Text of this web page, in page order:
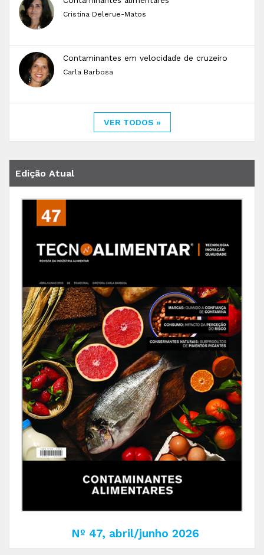
Cristina Delerue-Matos
Contaminantes em velocidade de cruzeiro
Carla Barbosa
VER TODOS »
Edição Atual
Nº 47, abril/junho 2026